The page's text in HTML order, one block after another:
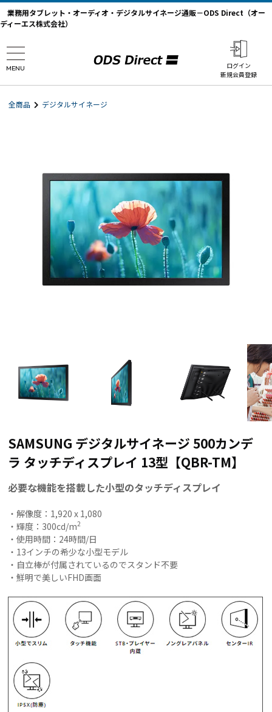
業務用タブレット・オーディオ・デジタルサイネージ通販－ODS Direct（オー
ディーエス株式会社）
MENU
ログイン
新規会員登録
全商品 デジタルサイネージ
SAMSUNG デジタルサイネージ 500カンデ
ラ タッチディスプレイ 13型【QBR-TM】
必要な機能を搭載した小型のタッチディスプレイ
・解像度：1,920 x 1,080
・輝度：300cd/m2
・使用時間：24時間/日
・13インチの希少な小型モデル
・自立棒が付属されているのでスタンド不要
・鮮明で美しいFHD画面